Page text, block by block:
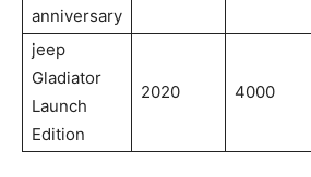
anniversary
jeep
Gladiator
Launch
Edition
2020 4000